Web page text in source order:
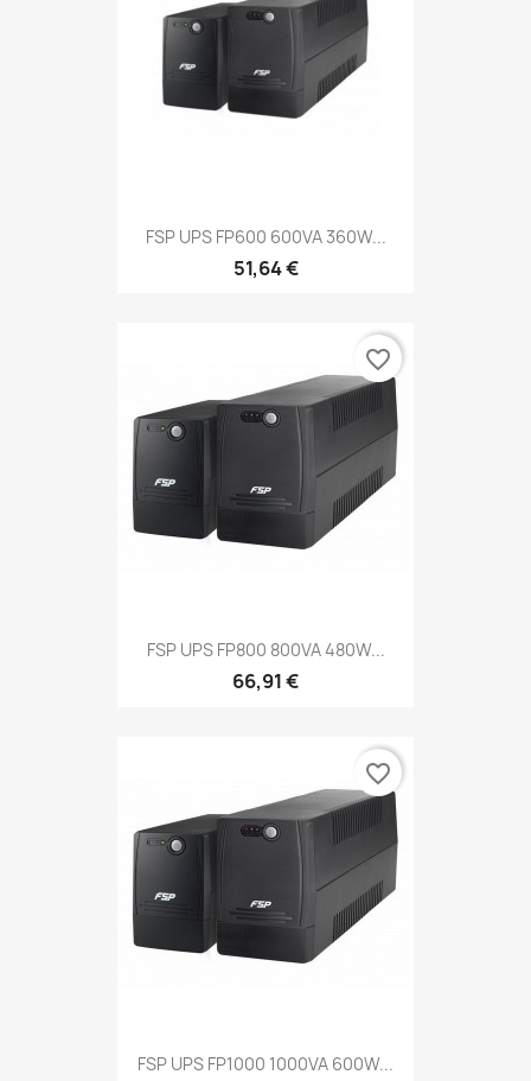
FSP UPS FP600 600VA 360W...
51,64 €
FSP UPS FP800 800VA 480W...
66,91 €
favorite_border
FSP UPS FP1000 1000VA 600W...
favorite_border